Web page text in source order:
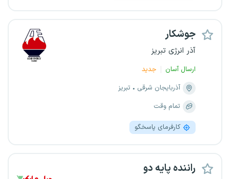
جوشکار
آذر انرژی تبریز
ارسال آسان
جدید
آذربایجان شرقی
تبریز
تمام وقت
کارفرمای پاسخگو
راننده پایه دو